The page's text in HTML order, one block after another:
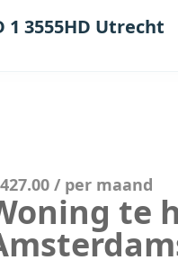
3555HD Utrecht
/ per maand
te